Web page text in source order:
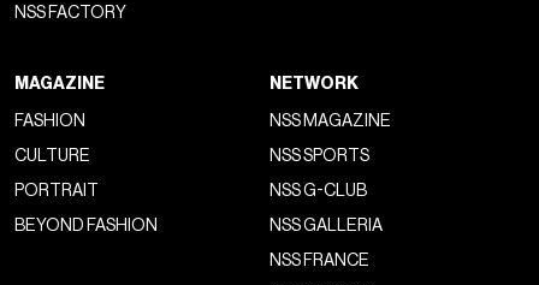
NSS FACTORY
MAGAZINE
FASHION
CULTURE
PORTRAIT
BEYOND FASHION
NETWORK
NSS MAGAZINE
NSS SPORTS
NSS G-CLUB
NSS GALLERIA
NSS FRANCE